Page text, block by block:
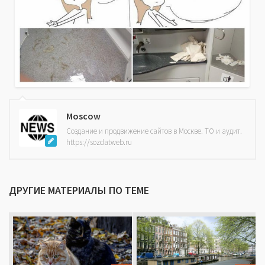
Moscow
Создание и продвижение сайтов в Москве. ТО и аудит.
https://sozdatweb.ru
ДРУГИЕ МАТЕРИАЛЫ ПО ТЕМЕ